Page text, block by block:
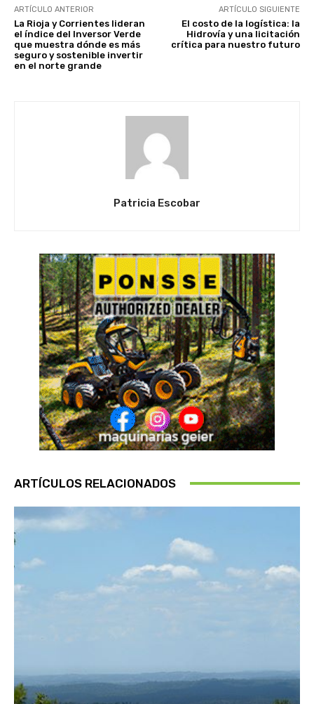
ARTÍCULO ANTERIOR
La Rioja y Corrientes lideran
el índice del Inversor Verde
que muestra dónde es más
seguro y sostenible invertir
en el norte grande
ARTÍCULO SIGUIENTE
El costo de la logística: la
Hidrovía y una licitación
crítica para nuestro futuro
Patricia Escobar
ARTÍCULOS RELACIONADOS